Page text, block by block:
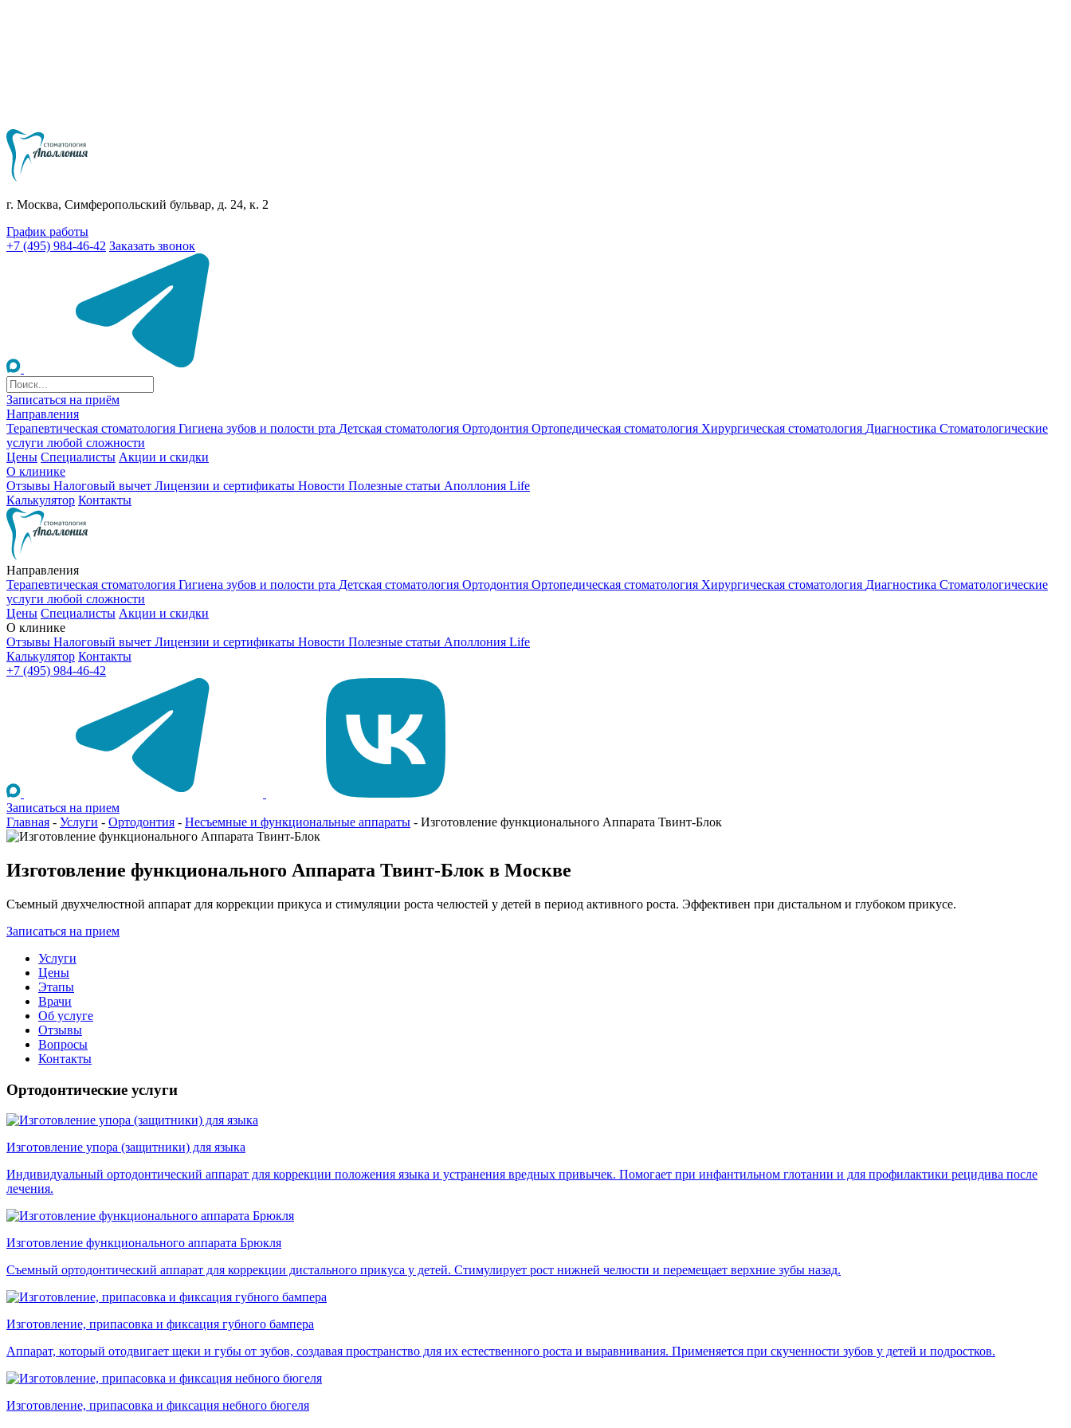
г. Москва, Симферопольский бульвар, д. 24, к. 2
График работы
+7 (495) 984-46-42 Заказать звонок
Записаться на приём
Направления
Терапевтическая стоматология Гигиена зубов и полости рта Детская стоматология Ортодонтия Ортопедическая стоматология Хирургическая стоматология Диагностика Стоматологические
услуги любой сложности
Цены Специалисты Акции и скидки
О клинике
Отзывы Налоговый вычет Лицензии и сертификаты Новости Полезные статьи Аполлония Life
Калькулятор Контакты
Направления
Терапевтическая стоматология Гигиена зубов и полости рта Детская стоматология Ортодонтия Ортопедическая стоматология Хирургическая стоматология Диагностика Стоматологические
услуги любой сложности
Цены Специалисты Акции и скидки
О клинике
Отзывы Налоговый вычет Лицензии и сертификаты Новости Полезные статьи Аполлония Life
Калькулятор Контакты
+7 (495) 984-46-42
Записаться на прием
Главная - Услуги - Ортодонтия - Несъемные и функциональные аппараты - Изготовление функционального Аппарата Твинт-Блок
Изготовление функционального Аппарата Твинт-Блок в Москве
Съемный двухчелюстной аппарат для коррекции прикуса и стимуляции роста челюстей у детей в период активного роста. Эффективен при дистальном и глубоком прикусе.
Записаться на прием
Услуги
Цены
Этапы
Врачи
Об услуге
Отзывы
Вопросы
Контакты
Ортодонтические услуги
Изготовление упора (защитники) для языка
Индивидуальный ортодонтический аппарат для коррекции положения языка и устранения вредных привычек. Помогает при инфантильном глотании и для профилактики рецидива после
лечения.
Изготовление функционального аппарата Брюкля
Съемный ортодонтический аппарат для коррекции дистального прикуса у детей. Стимулирует рост нижней челюсти и перемещает верхние зубы назад.
Изготовление, припасовка и фиксация губного бампера
Аппарат, который отодвигает щеки и губы от зубов, создавая пространство для их естественного роста и выравнивания. Применяется при скученности зубов у детей и подростков.
Изготовление, припасовка и фиксация небного бюгеля